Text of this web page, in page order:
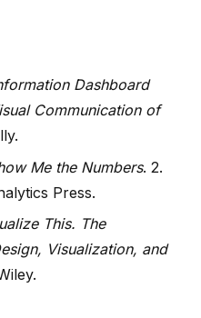
Dashboard
Communication of
Me the Numbers. 2.
Press.
This. The
Visualization, and